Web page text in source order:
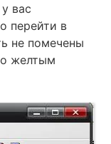
вас
перейти в
не помечены
желтым